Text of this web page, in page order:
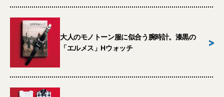
大人のモノトーン服に似合う腕時計。漆黒の
「エルメス」Hウォッチ
>